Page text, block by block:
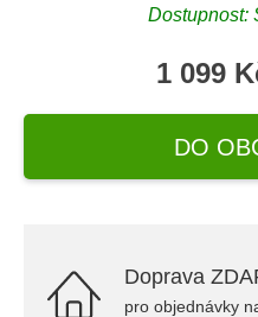
Dostupnost:
1 099
DO
Doprava
pro objednávky